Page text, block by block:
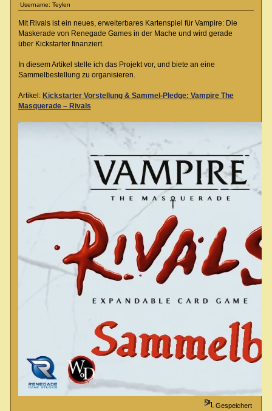
Username: Teylen
Mit Rivals ist ein neues, erweiterbares Kartenspiel für Vampire: Die
Maskerade von Renegade Games in der Mache und wird gerade
über Kickstarter finanziert.
In diesem Artikel stelle ich das Projekt vor, und biete an eine
Sammelbestellung zu organisieren.
Artikel: Kickstarter Vorstellung & Sammel-Pledge: Vampire The
Masquerade – Rivals
Gespeichert